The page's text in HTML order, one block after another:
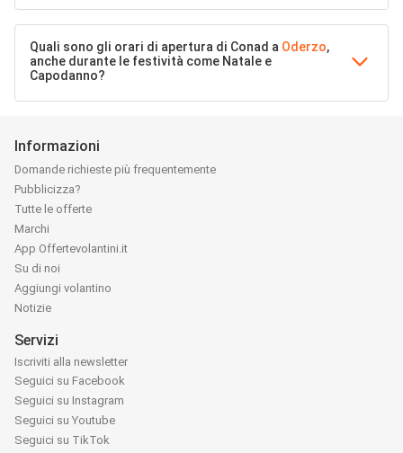
Quali sono gli orari di apertura di Conad a Oderzo,
anche durante le festività come Natale e
Capodanno?
Informazioni
Domande richieste più frequentemente
Pubblicizza?
Tutte le offerte
Marchi
App Offertevolantini.it
Su di noi
Aggiungi volantino
Notizie
Servizi
Iscriviti alla newsletter
Seguici su Facebook
Seguici su Instagram
Seguici su Youtube
Seguici su TikTok